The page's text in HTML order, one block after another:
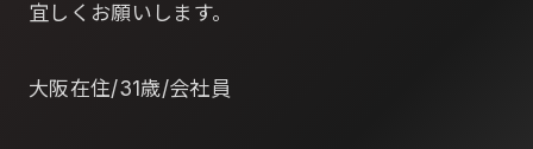
宜しくお願いします。
大阪在住/31歳/会社員